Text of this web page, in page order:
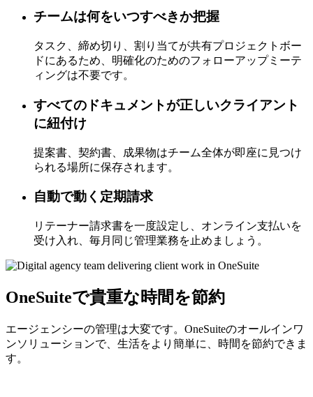
チームは何をいつすべきか把握
タスク、締め切り、割り当てが共有プロジェクトボー
ドにあるため、明確化のためのフォローアップミーテ
ィングは不要です。
すべてのドキュメントが正しいクライアント
に紐付け
提案書、契約書、成果物はチーム全体が即座に見つけ
られる場所に保存されます。
自動で動く定期請求
リテーナー請求書を一度設定し、オンライン支払いを
受け入れ、毎月同じ管理業務を止めましょう。
OneSuiteで貴重な時間を節約
エージェンシーの管理は大変です。OneSuiteのオールインワ
ンソリューションで、生活をより簡単に、時間を節約できま
す。